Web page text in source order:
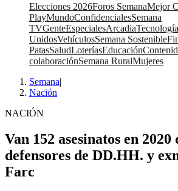
Elecciones 2026Foros SemanaMejor
PlayMundoConfidencialesSemana
TVGenteEspecialesArcadiaTecnología
UnidosVehículosSemana Sostenible
PatasSaludLoteríasEducación
colaboraciónSemana RuralMujeres
Semana|
Nación
NACIÓN
Van 152 asesinatos en 2020
defensores de DD.HH. y
Farc